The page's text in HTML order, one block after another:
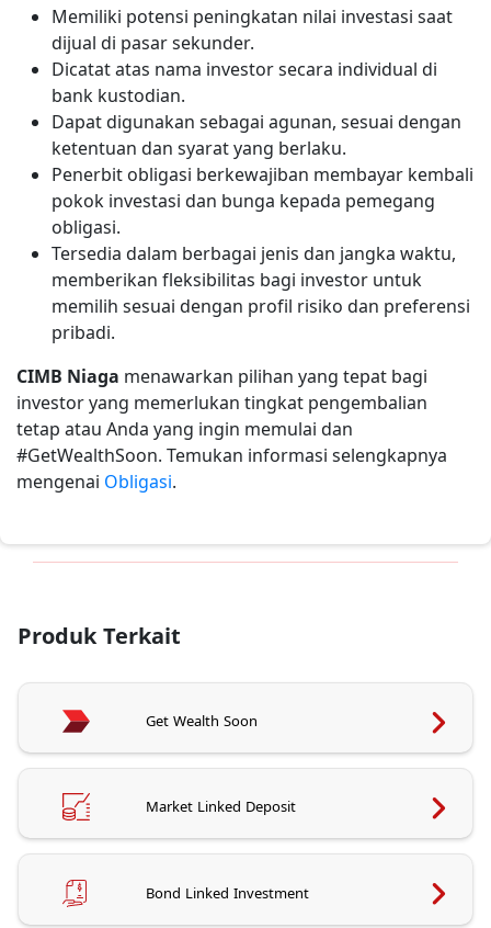
Memiliki potensi peningkatan nilai investasi saat
dijual di pasar sekunder.
Dicatat atas nama investor secara individual di
bank kustodian.
Dapat digunakan sebagai agunan, sesuai dengan
ketentuan dan syarat yang berlaku.
Penerbit obligasi berkewajiban membayar kembali
pokok investasi dan bunga kepada pemegang
obligasi.
Tersedia dalam berbagai jenis dan jangka waktu,
memberikan fleksibilitas bagi investor untuk
memilih sesuai dengan profil risiko dan preferensi
pribadi.
CIMB Niaga menawarkan pilihan yang tepat bagi
investor yang memerlukan tingkat pengembalian
tetap atau Anda yang ingin memulai dan
#GetWealthSoon. Temukan informasi selengkapnya
mengenai Obligasi.
Produk Terkait
Get Wealth Soon
Market Linked Deposit
Bond Linked Investment